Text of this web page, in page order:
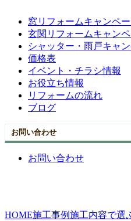
窓リフォームキャンペ
玄関リフォームキャン
シャッター・雨戸キャ
価格表
イベント・チラシ情報
お役立ち情報
リフォームの流れ
ブログ
お問い合わせ
お問い合わせ
HOME施工事例施工内容で選